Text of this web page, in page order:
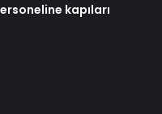
kapıları